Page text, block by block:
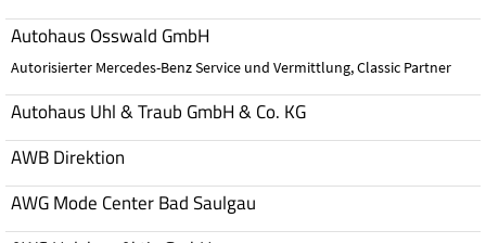
Autohaus Osswald GmbH
Autorisierter Mercedes-Benz Service und Vermittlung, Classic Partner
Autohaus Uhl & Traub GmbH & Co. KG
AWB Direktion
AWG Mode Center Bad Saulgau